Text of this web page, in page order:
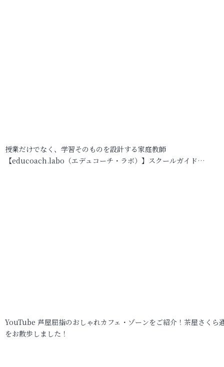
授業だけでなく、学習そのものを設計する家庭教師
【educoach.labo（エデュコーチ・ラボ）】スクールガイド…
YouTube 芦屋屈指のおしゃれカフェ・ゾーンをご紹介！茶屋さくら
をお散歩しました！